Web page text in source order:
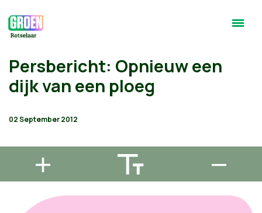
Persbericht: Opnieuw een
dijk van een ploeg
02 September 2012